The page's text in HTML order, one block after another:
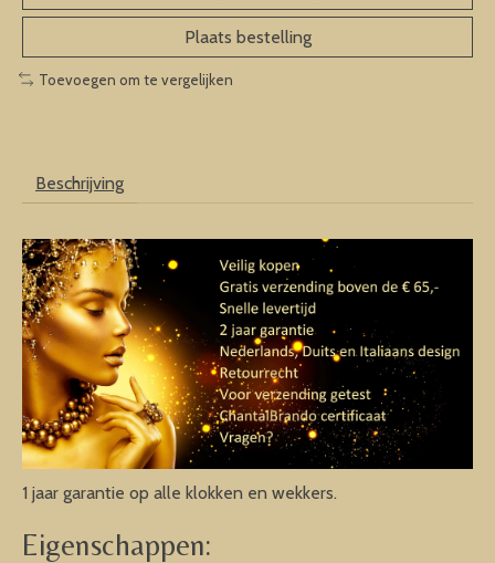
Plaats bestelling
Toevoegen om te vergelijken
Beschrijving
1 jaar garantie op alle klokken en wekkers.
Eigenschappen: